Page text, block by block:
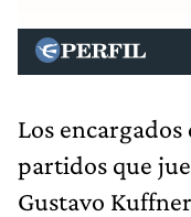
Los encargados
partidos que
Gustavo